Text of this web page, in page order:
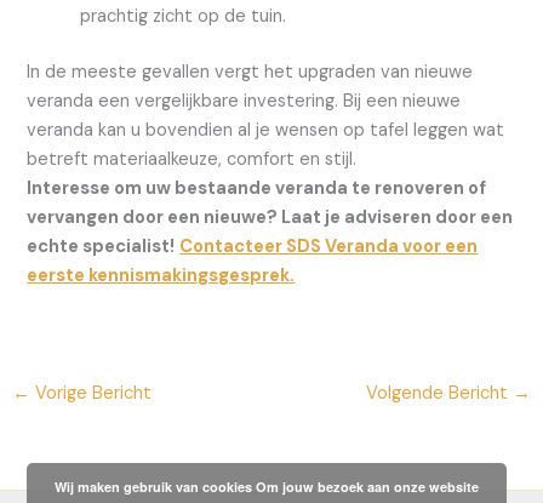
prachtig zicht op de tuin.
In de meeste gevallen vergt het upgraden van nieuwe
veranda een vergelijkbare investering. Bij een nieuwe
veranda kan u bovendien al je wensen op tafel leggen wat
betreft materiaalkeuze, comfort en stijl.
Interesse om uw bestaande veranda te renoveren of
vervangen door een nieuwe? Laat je adviseren door een
echte specialist! Contacteer SDS Veranda voor een
eerste kennismakingsgesprek.
← Vorige Bericht Volgende Bericht →
Wij maken gebruik van cookies Om jouw bezoek aan onze website